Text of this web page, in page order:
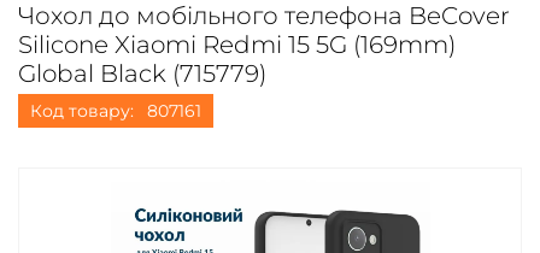
Чохол до мобільного телефона BeCover
Silicone Xiaomi Redmi 15 5G (169mm)
Global Black (715779)
Код товару: 807161